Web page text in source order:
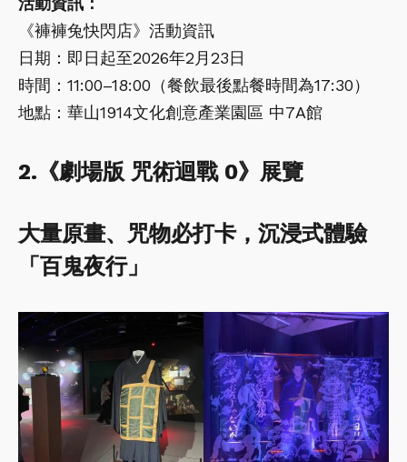
《褲褲兔快閃店》活動資訊
日期：即日起至2026年2月23日
時間：11:00–18:00（餐飲最後點餐時間為17:30）
地點：華山1914文化創意產業園區 中7A館
2.《劇場版 咒術迴戰 0》展覽
大量原畫、咒物必打卡，沉浸式體驗
「百鬼夜行」